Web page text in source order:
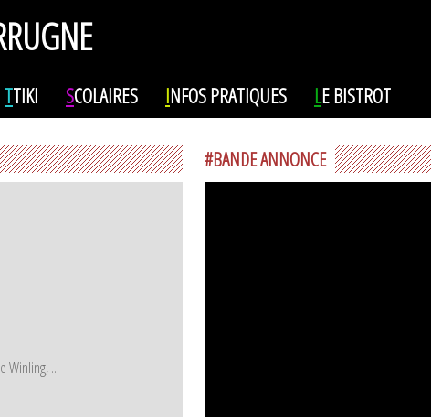
TTIKI SCOLAIRES INFOS PRATIQUES LE BISTROT
Winling, ...
#BANDE ANNONCE